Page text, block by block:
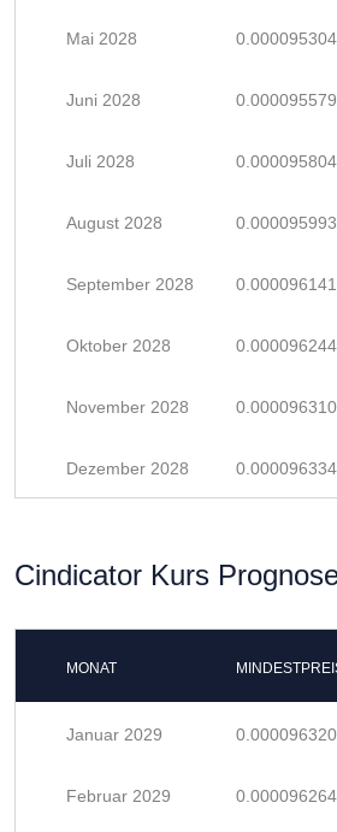
Mai 2028
Juni 2028
Juli 2028
August 2028
September 2028
Oktober 2028
November 2028
Dezember 2028
Cindicator Kurs
MONAT
Januar 2029
Februar 2029